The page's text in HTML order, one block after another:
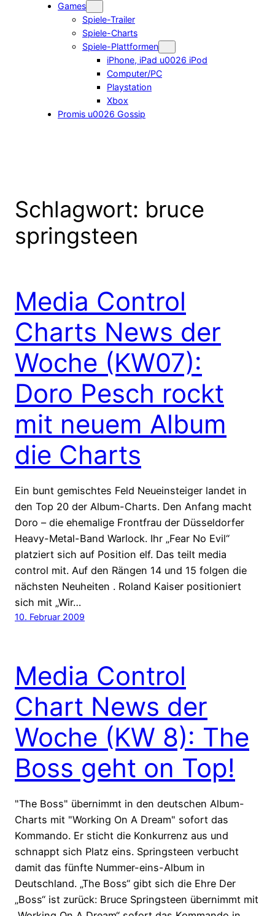
Games
Spiele-Trailer
Spiele-Charts
Spiele-Plattformen
iPhone, iPad u0026 iPod
Computer/PC
Playstation
Xbox
Promis u0026 Gossip
Schlagwort: bruce
springsteen
Media Control
Charts News der
Woche (KW07):
Doro Pesch rockt
mit neuem Album
die Charts
Ein bunt gemischtes Feld Neueinsteiger landet in
den Top 20 der Album-Charts. Den Anfang macht
Doro – die ehemalige Frontfrau der Düsseldorfer
Heavy-Metal-Band Warlock. Ihr „Fear No Evil“
platziert sich auf Position elf. Das teilt media
control mit. Auf den Rängen 14 und 15 folgen die
nächsten Neuheiten . Roland Kaiser positioniert
sich mit „Wir…
10. Februar 2009
Media Control
Chart News der
Woche (KW 8): The
Boss geht on Top!
"The Boss" übernimmt in den deutschen Album-
Charts mit "Working On A Dream" sofort das
Kommando. Er sticht die Konkurrenz aus und
schnappt sich Platz eins. Springsteen verbucht
damit das fünfte Nummer-eins-Album in
Deutschland. „The Boss“ gibt sich die Ehre Der
„Boss“ ist zurück: Bruce Springsteen übernimmt mit